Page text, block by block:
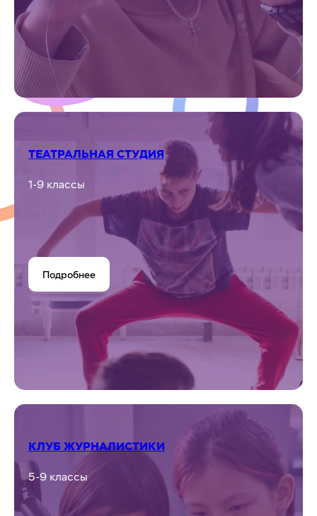
ТЕАТРАЛЬНАЯ СТУДИЯ
1-9 классы
Подробнее
КЛУБ ЖУРНАЛИСТИКИ
5-9 классы